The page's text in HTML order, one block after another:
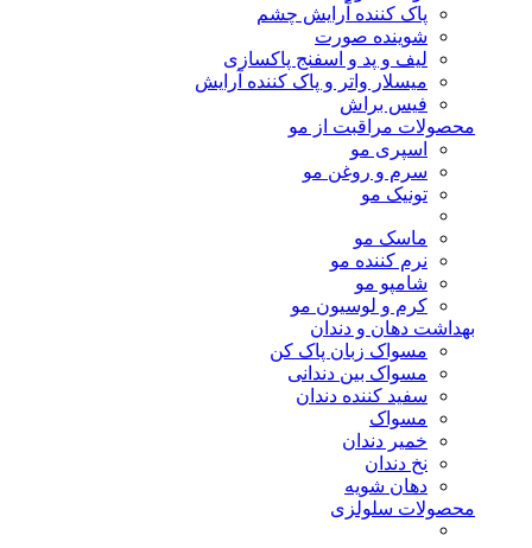
پاک کننده آرایش چشم
شوینده صورت
لیف و پد و اسفنج پاکسازی
میسلار واتر و پاک کننده آرایش
فیس براش
محصولات مراقبت از مو
اسپری مو
سرم و روغن مو
تونیک مو
ماسک مو
نرم کننده مو
شامپو مو
کرم و لوسیون مو
بهداشت دهان و دندان
مسواک زبان پاک کن
مسواک بین دندانی
سفید کننده دندان
مسواک
خمیر دندان
نخ دندان
دهان شویه
محصولات سلولزی